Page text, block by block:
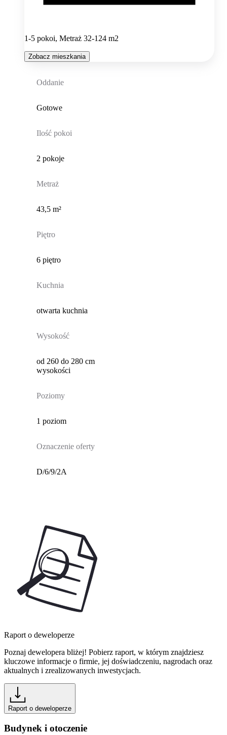
1-5 pokoi, Metraż 32-124 m2
Zobacz mieszkania
Oddanie
Gotowe
Ilość pokoi
2 pokoje
Metraż
43,5 m²
Piętro
6 piętro
Kuchnia
otwarta kuchnia
Wysokość
od 260 do 280 cm
wysokości
Poziomy
1 poziom
Oznaczenie oferty
D/6/9/2A
Raport o deweloperze
Poznaj dewelopera bliżej! Pobierz raport, w którym znajdziesz
kluczowe informacje o firmie, jej doświadczeniu, nagrodach oraz
aktualnych i zrealizowanych inwestycjach.
Raport o deweloperze
Budynek i otoczenie